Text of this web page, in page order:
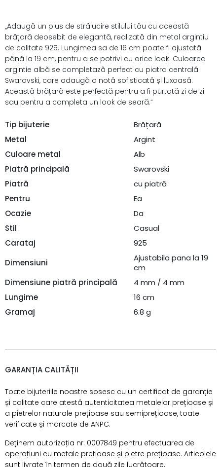
„Adaugă un plus de strălucire stilului tău cu această
brățară deosebit de elegantă, realizată din metal argintiu
de calitate 925. Lungimea sa de 16 cm poate fi ajustată
până la 19 cm, pentru a se potrivi cu orice look. Culoarea
argintie albă se completază perfect cu piatra centrală
Swarovski, care adaugă o notă sofisticată și luxoasă.
Această brățară este perfectă pentru a fi purtată zi de zi
sau pentru a completa un look de seară.”
Tip bijuterie
Brățară
Metal
Argint
Culoare metal
Alb
Piatră principală
Swarovski
Piatră
cu piatră
Pentru
Ea
Ocazie
Da
Stil
Casual
Carataj
925
Dimensiuni
Ajustabila pana la 19
cm
Dimensiune piatră principală
4 mm / 4 mm
Lungime
16 cm
Gramaj
6.8 g
GARANȚIA CALITĂȚII
Toate bijuteriile noastre sosesc cu un certificat de garanție
și calitate care atestă autenticitatea metalelor prețioase și
a pietrelor naturale prețioase sau semiprețioase, toate
verificate și marcate de ANPC.
Deținem autorizația nr. 0007849 pentru efectuarea de
operațiuni cu metale prețioase și pietre prețioase. Articolele
sunt livrate în termen de două zile lucrătoare.